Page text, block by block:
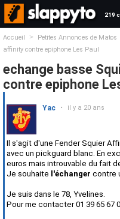
219
Accueil > Petites Annonces de Matos
affinity contre epiphone Les Paul
echange basse
contre epiphone
Yac • il y a 20 ans
Il s'agit d'une Fender Squier
avec un pickguard blanc. En
euros mais introuvable du fait
Je souhaite l'échanger contre
Je suis dans le 78, Yvelines.
Pour me contacter 01 39 65 67